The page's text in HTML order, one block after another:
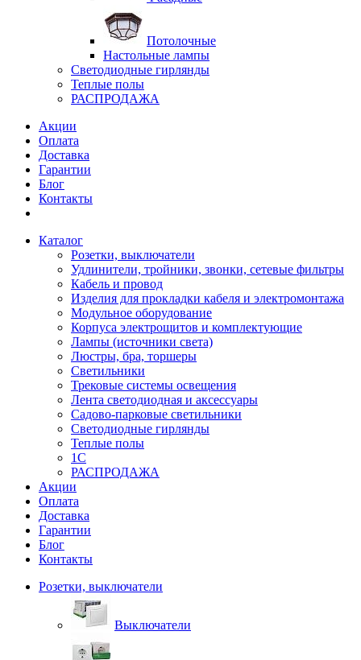
Потолочные
Настольные лампы
Светодиодные гирлянды
Теплые полы
РАСПРОДАЖА
Акции
Оплата
Доставка
Гарантии
Блог
Контакты
Каталог
Розетки, выключатели
Удлинители, тройники, звонки, сетевые фильтры
Кабель и провод
Изделия для прокладки кабеля и электромонтажа
Модульное оборудование
Корпуса электрощитов и комплектующие
Лампы (источники света)
Люстры, бра, торшеры
Светильники
Трековые системы освещения
Лента светодиодная и аксессуары
Садово-парковые светильники
Светодиодные гирлянды
Теплые полы
1С
РАСПРОДАЖА
Акции
Оплата
Доставка
Гарантии
Блог
Контакты
Розетки, выключатели
Выключатели